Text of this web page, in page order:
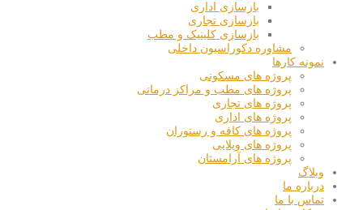
بازسازی اداری
بازسازی تجاری
بازسازی کلینیک و مطب
مشاوره دکوراسیون داخلی
نمونه کارها
پروژه های مسکونی
پروژه های مطب و مراکز درمانی
پروژه های تجاری
پروژه های اداری
پروژه های کافه و رستوران
پروژه های ویلایی
پروژه های آرامستان
وبلاگ
درباره ما
تماس با ما